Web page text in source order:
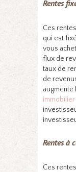
Rentes
Ces
qui est
vous
flux de
taux de
de
augmente
immobilier
Rentes à
Ces